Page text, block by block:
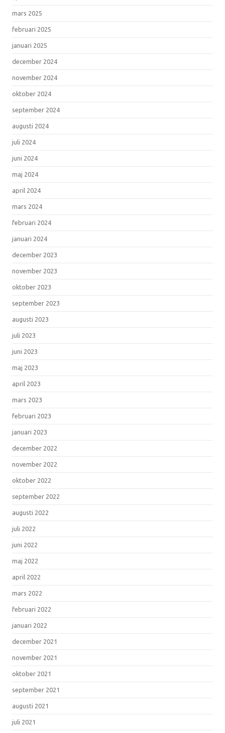
mars 2025
februari 2025
januari 2025
december 2024
november 2024
oktober 2024
september 2024
augusti 2024
juli 2024
juni 2024
maj 2024
april 2024
mars 2024
februari 2024
januari 2024
december 2023
november 2023
oktober 2023
september 2023
augusti 2023
juli 2023
juni 2023
maj 2023
april 2023
mars 2023
februari 2023
januari 2023
december 2022
november 2022
oktober 2022
september 2022
augusti 2022
juli 2022
juni 2022
maj 2022
april 2022
mars 2022
februari 2022
januari 2022
december 2021
november 2021
oktober 2021
september 2021
augusti 2021
juli 2021